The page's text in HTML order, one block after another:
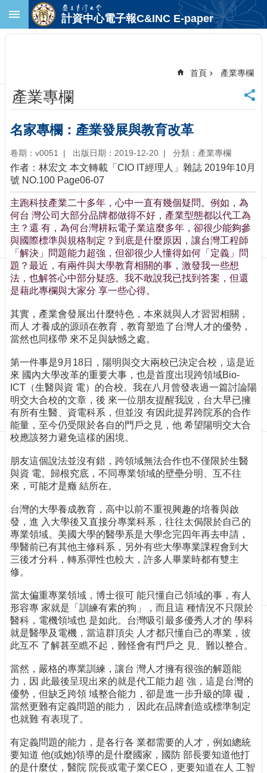
跳到主要內容區塊
首
頁
臺
大
首
頁
計
中
首
頁
聯
絡
資
訊
訂
取
消
網
導
覽
最
新
消
息
關
於
我
出
版
刊
物
務
服
務
專
報
導
技
術
壇
產
計資中心電子報C&INC E-paper
首頁 產業專欄
產業專欄
名家專欄：產業發展與教育改革
卷期：v0051 出版日期：2019-12-20 分類：產業專欄
作者：林宏文 本文轉載「CIO IT經理人」雜誌 2019年10月
號 NO.100 Page06-07
主跑科技產業二十多年，心中一直有幾個疑問。例如，為
何台 灣公司大部分品牌都做得不好，產業型態都以代工為
主？還 有，為何台灣耕耘電子業這麼多年，卻很少能夠參
與國際標準與規格制定？到底是什麼原因，讓台灣工程師
「解決」問題能力超強，但卻很少人懂得如何「定義」問
題？最近，有兩件與大學教育相關的事，激發我一些想
法，也解答心中部分疑惑。我不敢說我已找到答案，但還
是藉此專欄與大家分 享一些心得。
其實，產業會發展出什麼特色，本來就與人才習習相關，
而人 才養成的源頭在教育，教育塑造了台灣人才的優勢，
當然也同樣帶 來不足與缺憾之處。
第一件事是9月18日，陽明與交大兩校已決定合校，這是近
來 國內大學改革的重要大事，也是首度出現跨領域Bio-
ICT（生醫與資 電）的合校。我在八月曾發表過一篇討論陽
明交大合校的文章，後 來一位朋友提醒我說，台大早已擁
有所有生醫、資電科系，但並沒 有因此提昇跨院系的合作
能量，至今仍受限於各自的門戶之見，他 希望陽明交大合
校應該努力避免這樣的困境。
朋友這個說法並沒有錯，跨領域無法合作也不僅限於生醫
與資 電。歸根究底，不同專業領域的壁壘分明、互不往
來，可能才是癥 結所在。
台灣的大學養成教育，高中以前不重視興趣的培養與啟
發，進 入大學後又直接分專業科系，往往太侷限於自己的
專業領域。美國大學的醫學系是大學念完四年再去申請，
學醫前已有其他主修科系，另外有些大學專業課程會到大
三後才分科，轉系彈性也較大，許多人畢業時都有雙主
修。
當太偏重專業領域，博士很可 能只懂自己領域的事，有人
形容專 家就是「訓練有素的狗」，而且這 種情況不只限於
醫科，電機領域也 是如此。台灣吸引最多優秀人才的 學科
就是醫學及電機，當這群頂尖 人才都只懂自己的專業，彼
此互不 了解甚至瞧不起，難怪會有門戶之 見、難以整合。
當然，嚴格的專業訓練，讓台 灣人才擁有很強的解題能
力，因 此最後呈現出來的就是代工能力超 強，這是台灣的
優勢，但缺乏跨領 域整合能力，卻是進一步升級的障 礙，
當然更難有定義問題的能力， 因此在品牌創造或標準制定
也就難 有表現了。
有定義問題的能力，是各行各 業都需要的人才，例如總統
要知道 他(或她)領導的是什麼國家，國防 部長要知道他打
的是什麼仗，醫院 院長或電子業CEO，更要知道在人 工智